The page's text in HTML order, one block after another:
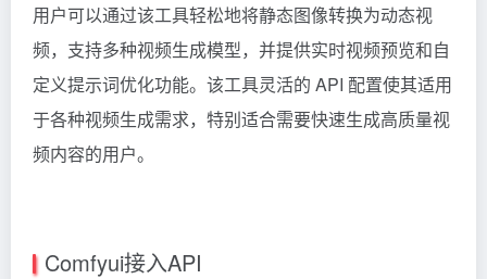
用户可以通过该工具轻松地将静态图像转换为动态视
频，支持多种视频生成模型，并提供实时视频预览和自
定义提示词优化功能。该工具灵活的 API 配置使其适用
于各种视频生成需求，特别适合需要快速生成高质量视
频内容的用户。
Comfyui接入API